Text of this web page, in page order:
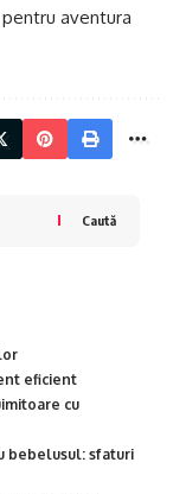
aventura
Caută
eficient
cu
bebelusul: sfaturi